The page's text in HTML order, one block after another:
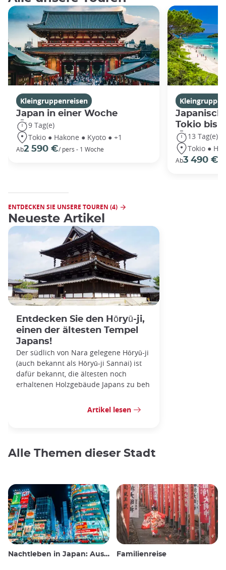
Kleingruppenreisen
Japan in einer Woche
9 Tag(e)
Tokio ● Hakone ● Kyoto ● +1
Ab2 590 €/ pers - 1 Woche
Tokio bis
13 Tag(e)
Tokio ●
Ab3 490 €
ENTDECKEN SIE UNSERE TOUREN (4)
Neueste Artikel
Entdecken Sie den Hōryū-ji,
einen der ältesten Tempel
Japans!
Der südlich von Nara gelegene Hōryū-ji
(auch bekannt als Hōryū-ji Sannai) ist
dafür bekannt, die ältesten noch
erhaltenen Holzgebäude Japans zu beh
Artikel lesen
Alle Themen dieser Stadt
Nachtleben in Japan: Ausgehen, sehen und trinken Familienreise